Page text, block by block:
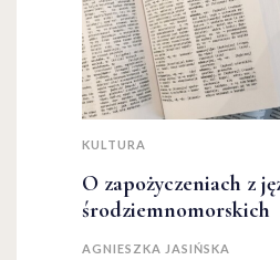
KULTURA
O zapożyczeniach z
środziemnomorskich
AGNIESZKA JASIŃSKA